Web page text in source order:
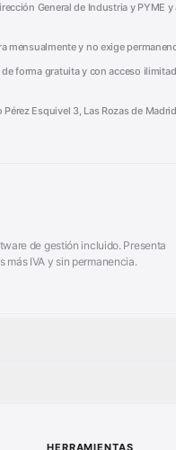
General de Industria y
mensualmente y no exige
forma gratuita y con acceso
Esquivel 3, Las Rozas de
de gestión incluido. Presenta
más IVA y sin permanencia.
■Sanciones Hacienda
HERRAMIENTAS